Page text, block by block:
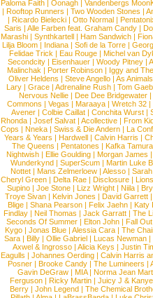
Paloma Faith |Oonagh |Vandenbergs
|Rooftop Runners |Two Wooden Stones |
| Ricardo Bielecki | Otto Normal |
Saris | Alle Farben feat. Graham Candy |
Marashi | Synthkartell | Ham Sandwich |
Lilja Bloom | Indiana | Sofi de la Torre |
Felidae Trick | Eau Rouge | Michel van
Secondcity |Eisenhauer |Woody Pitney |
Malinchak |Porter Robinson | Iggy and
Oliver Heldens |Steve Angello |As Animals
Lary | Grace | Adrenaline Rush | Tom
Nervous Nellie | Dee Dee Bridgewater |
Commons |Vegas |Maraaya |Wretch 32 |
Avener | Colbie Caillat | Conchita Wurst |
Rhonda | Josef Salvat | Acollective | From
Cops | Nneka | Swiss & Die Andern | La
Years & Years |Hardwell |Calvin Harris |
The Queens | Pentatones | Kafka Tamura
Nightwish |Ellie Goulding |Morgan James
Wunderkynd | SuperScum | Martin Luke
Nottet |Mans Zelmerloew |Alesso |
Cheryl Green |Delta Rae |Disclosure |
Supino |Joe Stone |Lizz Wright |Niila |
Troye Sivan | Kelvin Jones | David Garrett
Blige | Shana Pearson | Felix Jaehn | Katy
Findlay |Neil Thomas |Jack Garratt |The
Seconds Of Summer |Elton John |Fall
Kygo |Jonas Blue |Alessia Cara |The
Sara |Billy |Ollie Gabriel |Lucas Newman |
Axwel & Ingrosso | Alicia Keys | Justin
Eagulls |Johannes Oerding |Calvin Harris
Posner |Brooke Candy |The Lumineers |
Gavin DeGraw | MIA| Norma Jean
Ferguson | Ricky Martin | Juicy J &
Berry | John Legend | The Chemical